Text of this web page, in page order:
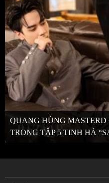
QUANG HÙNG
TRONG TẬP 5 TINH HÀ